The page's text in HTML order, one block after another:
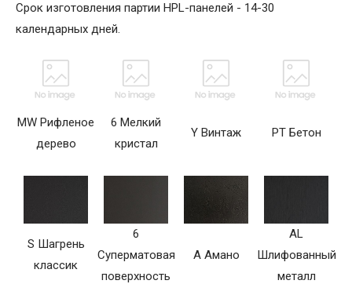
Срок изготовления партии HPL-панелей - 14-30
календарных дней.
MW Рифленое
дерево
6 Мелкий
кристал
Y Винтаж PT Бетон
S Шагрень
классик
6
Суперматовая
поверхность
A Амано
AL
Шлифованный
металл